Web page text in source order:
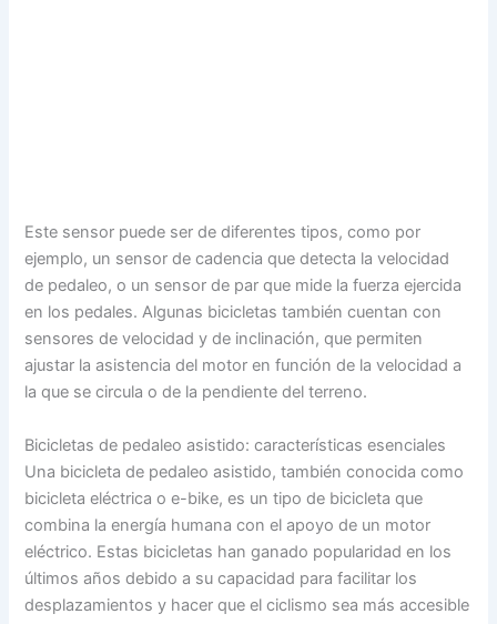
Este sensor puede ser de diferentes tipos, como por
ejemplo, un sensor de cadencia que detecta la velocidad
de pedaleo, o un sensor de par que mide la fuerza ejercida
en los pedales. Algunas bicicletas también cuentan con
sensores de velocidad y de inclinación, que permiten
ajustar la asistencia del motor en función de la velocidad a
la que se circula o de la pendiente del terreno.
Bicicletas de pedaleo asistido: características esenciales
Una bicicleta de pedaleo asistido, también conocida como
bicicleta eléctrica o e-bike, es un tipo de bicicleta que
combina la energía humana con el apoyo de un motor
eléctrico. Estas bicicletas han ganado popularidad en los
últimos años debido a su capacidad para facilitar los
desplazamientos y hacer que el ciclismo sea más accesible